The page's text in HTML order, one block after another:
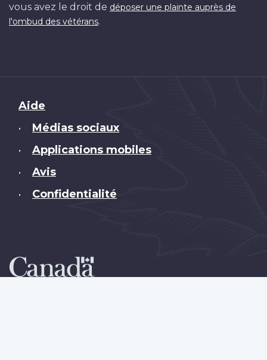
vous avez le droit de déposer une plainte auprès de
l'ombud des vétérans.
Brand
Aide
• Médias sociaux
• Applications mobiles
• Avis
• Confidentialité